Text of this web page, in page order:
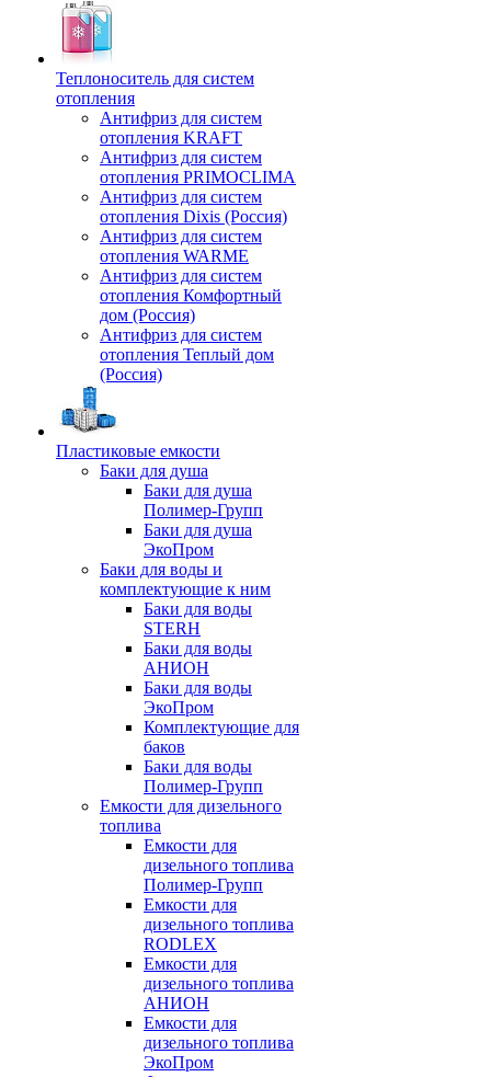
Теплоноситель для систем
отопления
Антифриз для систем
отопления KRAFT
Антифриз для систем
отопления PRIMOCLIMA
Антифриз для систем
отопления Dixis (Россия)
Антифриз для систем
отопления WARME
Антифриз для систем
отопления Комфортный
дом (Россия)
Антифриз для систем
отопления Теплый дом
(Россия)
Пластиковые емкости
Баки для душа
Баки для душа
Полимер-Групп
Баки для душа
ЭкоПром
Баки для воды и
комплектующие к ним
Баки для воды
STERH
Баки для воды
АНИОН
Баки для воды
ЭкоПром
Комплектующие для
баков
Баки для воды
Полимер-Групп
Емкости для дизельного
топлива
Емкости для
дизельного топлива
Полимер-Групп
Емкости для
дизельного топлива
RODLEX
Емкости для
дизельного топлива
АНИОН
Емкости для
дизельного топлива
ЭкоПром